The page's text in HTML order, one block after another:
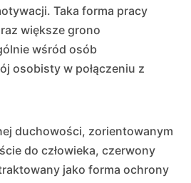
Taka forma pracy
większe grono
wśród osób
osobisty w połączeniu z
duchowości, zorientowanym
do człowieka, czerwony
jako forma ochrony